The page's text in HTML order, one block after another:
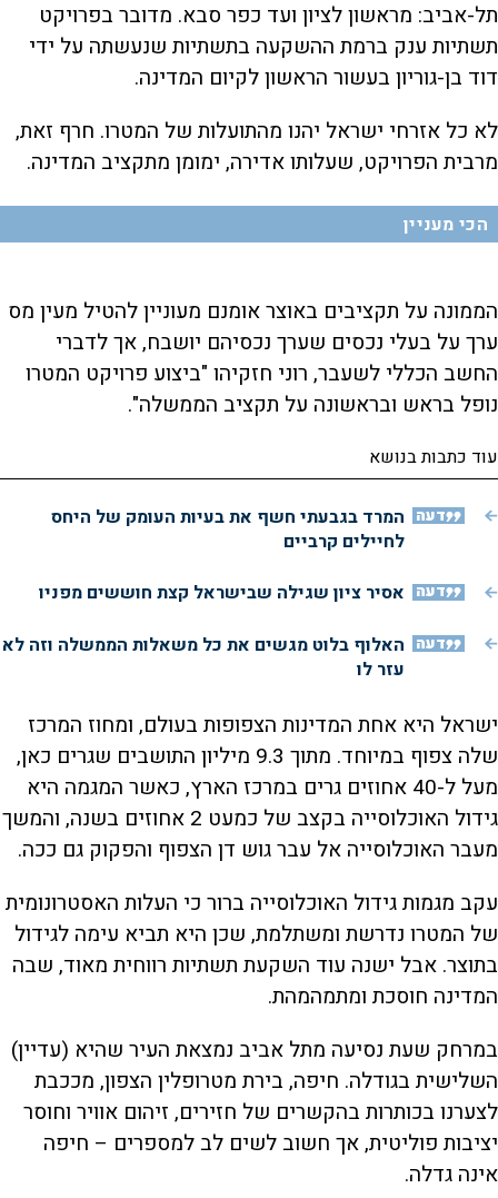
תל-אביב: מראשון לציון ועד כפר סבא. מדובר בפרויקט
תשתיות ענק ברמת ההשקעה בתשתיות שנעשתה על ידי
דוד בן-גוריון בעשור הראשון לקיום המדינה.
לא כל אזרחי ישראל יהנו מהתועלות של המטרו. חרף זאת,
מרבית הפרויקט, שעלותו אדירה, ימומן מתקציב המדינה.
הכי מעניין
הממונה על תקציבים באוצר אומנם מעוניין להטיל מעין מס
ערך על בעלי נכסים שערך נכסיהם יושבח, אך לדברי
החשב הכללי לשעבר, רוני חזקיהו "ביצוע פרויקט המטרו
נופל בראש ובראשונה על תקציב הממשלה".
עוד כתבות בנושא
דעה המרד בגבעתי חשף את בעיות העומק של היחס
לחיילים קרביים
דעה אסיר ציון שגילה שבישראל קצת חוששים מפניו
דעה האלוף בלוט מגשים את כל משאלות הממשלה וזה לא
עזר לו
ישראל היא אחת המדינות הצפופות בעולם, ומחוז המרכז
שלה צפוף במיוחד. מתוך 9.3 מיליון התושבים שגרים כאן,
מעל ל-40 אחוזים גרים במרכז הארץ, כאשר המגמה היא
גידול האוכלוסייה בקצב של כמעט 2 אחוזים בשנה, והמשך
מעבר האוכלוסייה אל עבר גוש דן הצפוף והפקוק גם ככה.
עקב מגמות גידול האוכלוסייה ברור כי העלות האסטרונומית
של המטרו נדרשת ומשתלמת, שכן היא תביא עימה לגידול
בתוצר. אבל ישנה עוד השקעת תשתיות רווחית מאוד, שבה
המדינה חוסכת ומתמהמהת.
במרחק שעת נסיעה מתל אביב נמצאת העיר שהיא (עדיין)
השלישית בגודלה. חיפה, בירת מטרופלין הצפון, מככבת
לצערנו בכותרות בהקשרים של חזירים, זיהום אוויר וחוסר
יציבות פוליטית, אך חשוב לשים לב למספרים – חיפה
אינה גדלה.